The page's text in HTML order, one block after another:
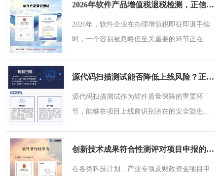
水平，从而降低投产..
2026年软件产品增值税退税检测，正信技术服务关注申报时效
2026年，软件企业在办理增值税即征即退手续
时，一个容易被忽略但至关重要的环节正在引
产品增值税即征即退..
源代码扫描测试能否降低上线风险？正信技术服务提供本地化支持
源代码扫描测试作为软件质量保障的重要环
节，能够在项目上线前识别潜在的安全隐患与
检信服）成立于2020年..
创新技术成果符合性测评对项目申报的价值，正信技术服务解读
在各类科技计划、产业专项及财政资金项目申